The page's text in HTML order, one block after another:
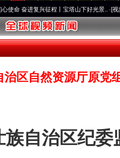
复兴征程丨宝塔山下好光景..·[视频]因党而
治区自然资源厅原党
治区纪委